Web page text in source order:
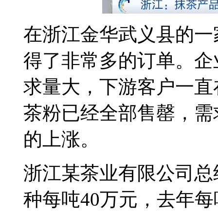
在浙江金华武义县的
得了非常多的订单。
求量大，下游客户一
茶粉已经全部售罄，
的上涨。
浙江某茶业有限公司
种每吨40万元，去年